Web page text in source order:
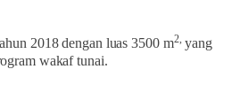
2018 dengan luas 3500 m2,yang
wakaf tunai.